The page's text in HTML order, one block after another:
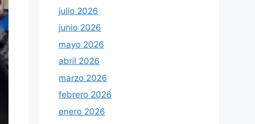
julio 2026
junio 2026
mayo 2026
abril 2026
marzo 2026
febrero 2026
enero 2026